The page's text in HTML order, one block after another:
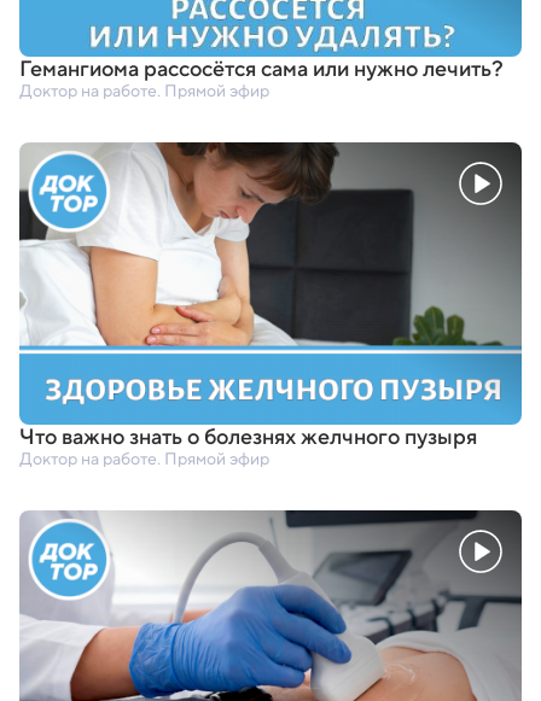
Гемангиома рассосётся сама или нужно лечить?
Доктор на работе. Прямой эфир
Что важно знать о болезнях желчного пузыря
Доктор на работе. Прямой эфир